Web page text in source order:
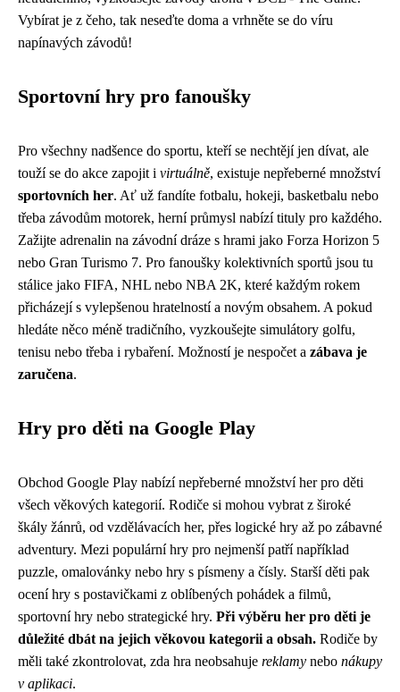
Vybírat je z čeho, tak neseďte doma a vrhněte se do víru
napínavých závodů!
Sportovní hry pro fanoušky
Pro všechny nadšence do sportu, kteří se nechtějí jen dívat, ale
touží se do akce zapojit i virtuálně, existuje nepřeberné množství
sportovních her. Ať už fandíte fotbalu, hokeji, basketbalu nebo
třeba závodům motorek, herní průmysl nabízí tituly pro každého.
Zažijte adrenalin na závodní dráze s hrami jako Forza Horizon 5
nebo Gran Turismo 7. Pro fanoušky kolektivních sportů jsou tu
stálice jako FIFA, NHL nebo NBA 2K, které každým rokem
přicházejí s vylepšenou hratelností a novým obsahem. A pokud
hledáte něco méně tradičního, vyzkoušejte simulátory golfu,
tenisu nebo třeba i rybaření. Možností je nespočet a zábava je
zaručena.
Hry pro děti na Google Play
Obchod Google Play nabízí nepřeberné množství her pro děti
všech věkových kategorií. Rodiče si mohou vybrat z široké
škály žánrů, od vzdělávacích her, přes logické hry až po zábavné
adventury. Mezi populární hry pro nejmenší patří například
puzzle, omalovánky nebo hry s písmeny a čísly. Starší děti pak
ocení hry s postavičkami z oblíbených pohádek a filmů,
sportovní hry nebo strategické hry. Při výběru her pro děti je
důležité dbát na jejich věkovou kategorii a obsah. Rodiče by
měli také zkontrolovat, zda hra neobsahuje reklamy nebo nákupy
v aplikaci.